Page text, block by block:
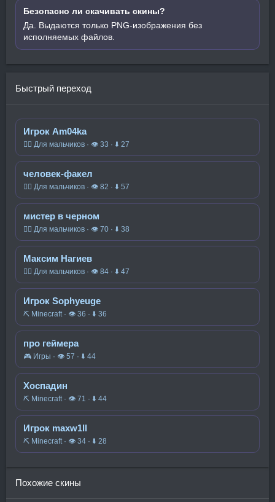
Безопасно ли скачивать скины?
Да. Выдаются только PNG-изображения без
исполняемых файлов.
Быстрый переход
Игрок Am04ka
🧍‍♂️ Для мальчиков · 👁 33 · ⬇ 27
человек-факел
🧍‍♂️ Для мальчиков · 👁 82 · ⬇ 57
мистер в черном
🧍‍♂️ Для мальчиков · 👁 70 · ⬇ 38
Максим Нагиев
🧍‍♂️ Для мальчиков · 👁 84 · ⬇ 47
Игрок Sophyeuge
⛏️ Minecraft · 👁 36 · ⬇ 36
про геймера
🎮 Игры · 👁 57 · ⬇ 44
Хоспадин
⛏️ Minecraft · 👁 71 · ⬇ 44
Игрок maxw1ll
⛏️ Minecraft · 👁 34 · ⬇ 28
Похожие скины